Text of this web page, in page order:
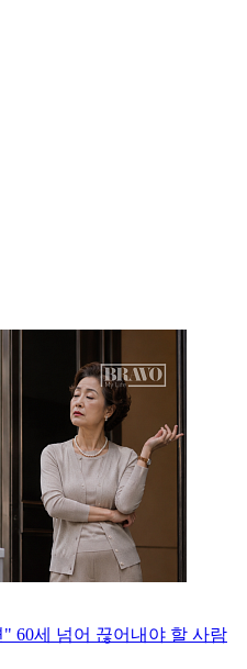
60세 넘어 끊어내야 할 사람